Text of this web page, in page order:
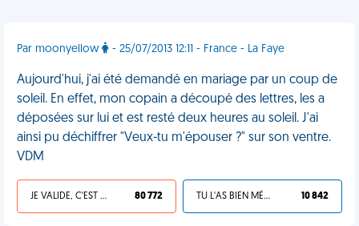
Par moonyellow - 25/07/2013 12:11 - France - La Faye
Aujourd'hui, j'ai été demandé en mariage par un coup de
soleil. En effet, mon copain a découpé des lettres, les a
déposées sur lui et est resté deux heures au soleil. J'ai
ainsi pu déchiffrer "Veux-tu m'épouser ?" sur son ventre.
VDM
JE VALIDE, C'EST UNE VDM 80 772 TU L'AS BIEN MÉRITÉ 10 842